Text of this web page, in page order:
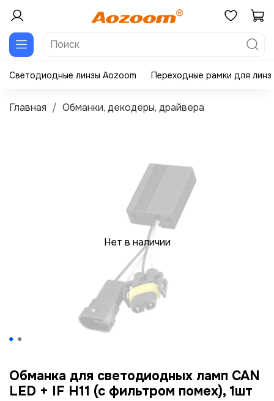
Светодиодные линзы Aozoom Переходные рамки для линз
Главная Обманки, декодеры, драйвера
Нет в наличии
Обманка для светодиодных ламп CAN
LED + IF H11 (c фильтром помех), 1шт